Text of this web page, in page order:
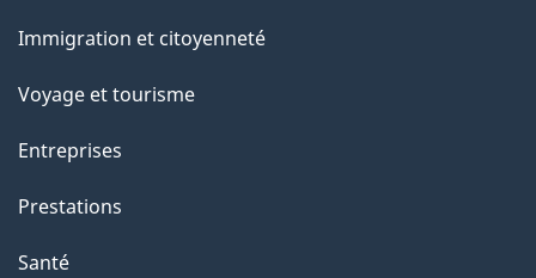
a
g
e
sujets
Immigration et citoyenneté
Voyage et tourisme
Entreprises
Prestations
Santé